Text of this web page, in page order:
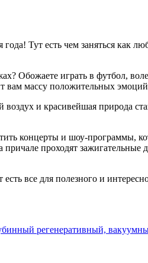
Тут есть чем заняться как
играть в футбол,
вам массу положительных
и красивейшая природа
концерты и шоу-программы,
причале проходят
все для полезного и
регенеративный,